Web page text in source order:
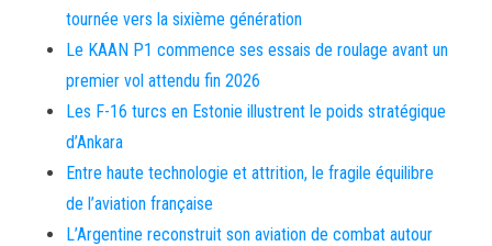
tournée vers la sixième génération
Le KAAN P1 commence ses essais de roulage avant un
premier vol attendu fin 2026
Les F-16 turcs en Estonie illustrent le poids stratégique
d’Ankara
Entre haute technologie et attrition, le fragile équilibre
de l’aviation française
L’Argentine reconstruit son aviation de combat autour